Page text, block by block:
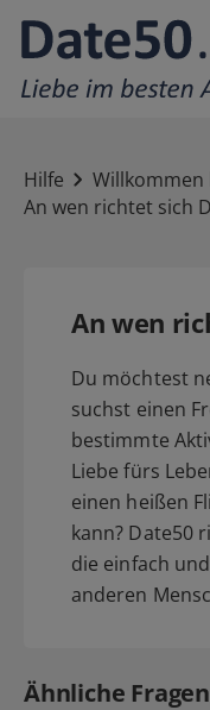
Hilfe
Willkommen
An wen richtet sich
An wen
Du möchtest
suchst einen
bestimmte
Liebe fürs
einen heißen
kann? Date50
die einfach
anderen
Ähnliche Fragen